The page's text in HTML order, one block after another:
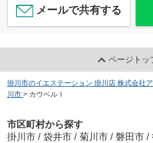
メールで共有する
ページトッ
掛川市のイエステーション 掛川店 株式会社
川市 > カウベルＩ
市区町村から探す
掛川市 / 袋井市 / 菊川市 / 磐田市 /